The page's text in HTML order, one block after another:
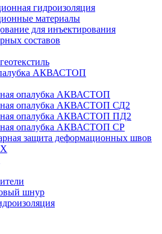
гидроизоляция
материалы
для инъектирования
составов
АКВАСТОП
опалубка АКВАСТОП
опалубка АКВАСТОП СД2
опалубка АКВАСТОП ПД2
опалубка АКВАСТОП СР
защита деформационных швов
шнур